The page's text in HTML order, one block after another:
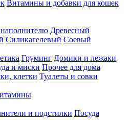
Витамины и добавки для кошек
Древесный
Силикагелевый Соевый
Груминг Домики и лежаки
и миски Прочее для дома
клетки Туалеты и совки
и подстилки Посуда